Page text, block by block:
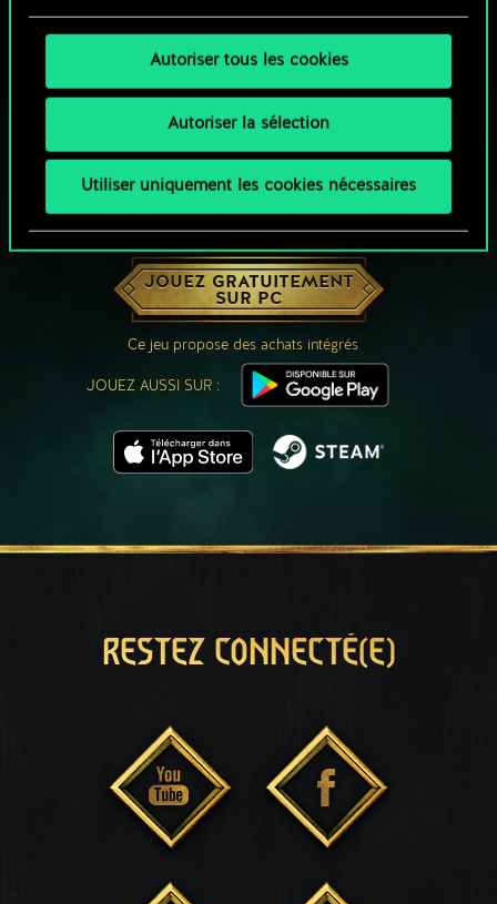
Autoriser tous les cookies
Autoriser la sélection
Utiliser uniquement les cookies nécessaires
UNE PETITE PARTIE DE GWENT ?
JOUEZ GRATUITEMENT
SUR PC
Ce jeu propose des achats intégrés
JOUEZ AUSSI SUR :
RESTEZ CONNECTÉ(E)